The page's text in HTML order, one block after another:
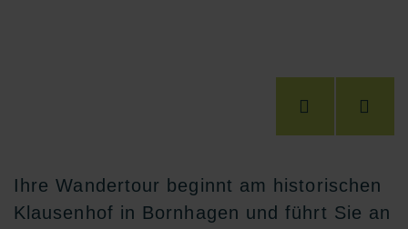
Ihre Wandertour beginnt am historischen
Klausenhof in Bornhagen und führt Sie an